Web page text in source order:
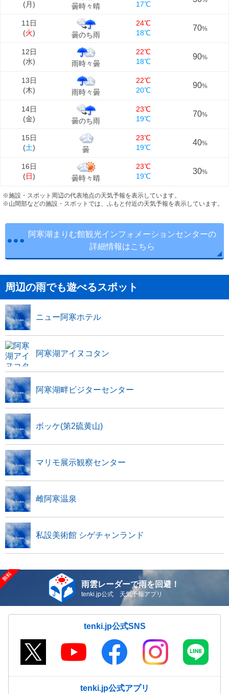
(月) 曇時々晴 17℃
11日
(火) 曇のち雨
24℃
18℃
70%
12日
(水) 雨時々曇
22℃
18℃
90%
13日
(木) 雨時々曇
22℃
20℃
90%
14日
(金) 曇のち雨
23℃
19℃
70%
15日
(土) 曇
23℃
19℃
40%
16日
(日) 曇時々晴
23℃
19℃
30%
※施設・スポット周辺の代表地点の天気予報を表示しています。
※山間部などの施設・スポットでは、ふもと付近の天気予報を表示しています。
阿寒湖まりむ館観光インフォメーションセンターの
詳細情報はこちら
周辺の雨でも遊べるスポット
ニュー阿寒ホテル
阿寒湖アイヌコタン
阿寒湖畔ビジターセンター
ボッケ(第2硫黄山)
マリモ展示観察センター
雌阿寒温泉
私設美術館 シゲチャンランド
雨雲レーダーで雨を回避！
tenki.jp公式 天気予報アプリ
tenki.jp公式SNS
tenki.jp公式アプリ